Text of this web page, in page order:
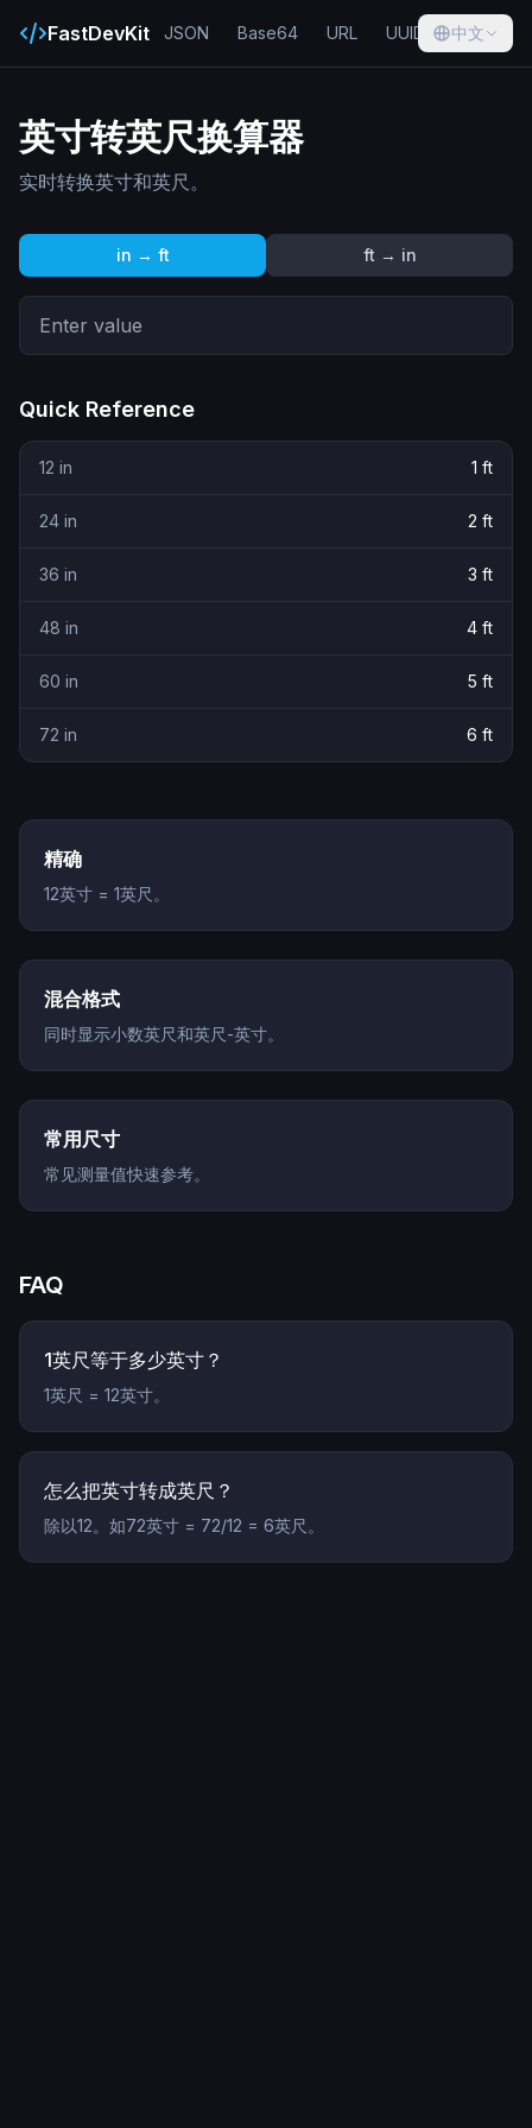
FastDevKit JSON Base64 URL UUID Hash
中文
英寸转英尺换算器
实时转换英寸和英尺。
in → ft ft → in
Quick Reference
12 in 1 ft
24 in 2 ft
36 in 3 ft
48 in 4 ft
60 in 5 ft
72 in 6 ft
精确
12英寸 = 1英尺。
混合格式
同时显示小数英尺和英尺-英寸。
常用尺寸
常见测量值快速参考。
FAQ
1英尺等于多少英寸？
1英尺 = 12英寸。
怎么把英寸转成英尺？
除以12。如72英寸 = 72/12 = 6英尺。